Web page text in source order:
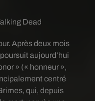
Dead
Après deux mois
aujourd’hui
» (« honneur »,
centré
qui, depuis